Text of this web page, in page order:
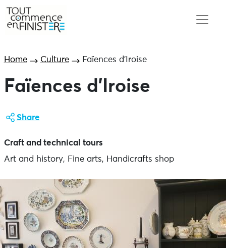
Home Culture Faïences d’Iroise
Faïences d’Iroise
Share
Craft and technical tours
Art and history, Fine arts, Handicrafts shop